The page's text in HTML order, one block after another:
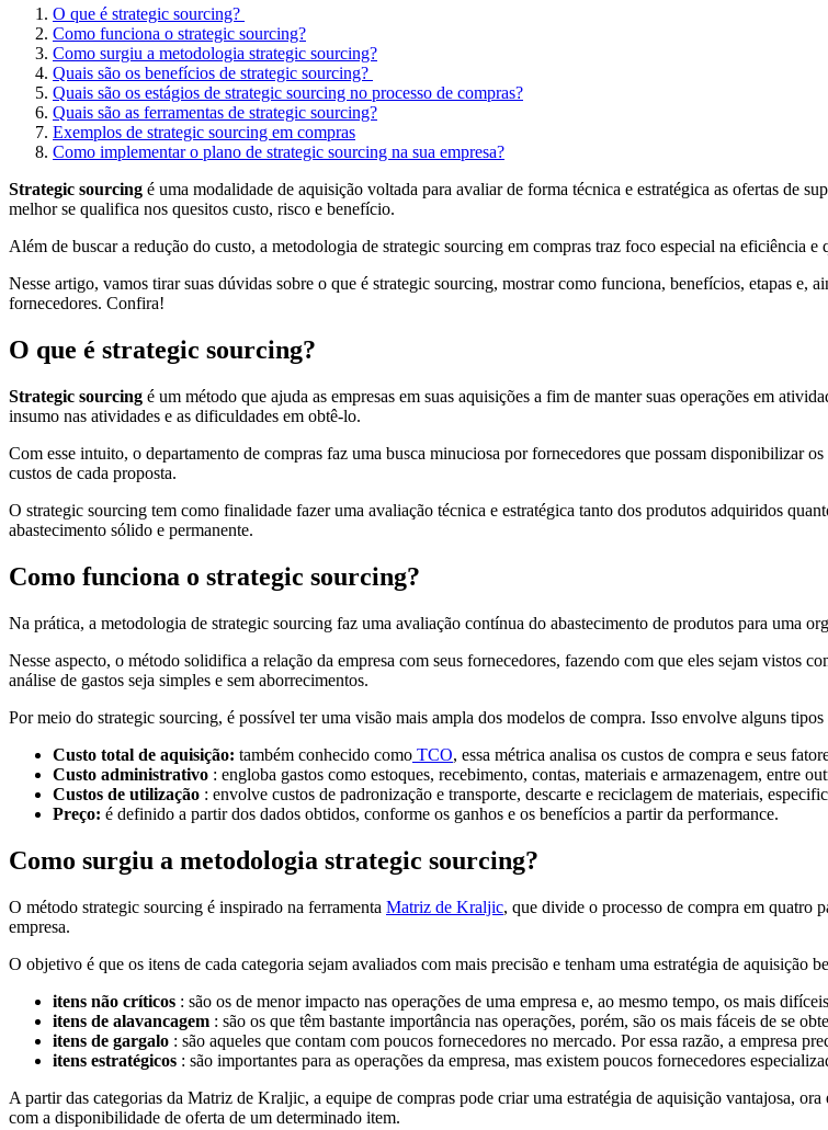
O que é strategic sourcing?
Como funciona o strategic sourcing?
Como surgiu a metodologia strategic sourcing?
Quais são os benefícios de strategic sourcing?
Quais são os estágios de strategic sourcing no processo de compras?
Quais são as ferramentas de strategic sourcing?
Exemplos de strategic sourcing em compras
Como implementar o plano de strategic sourcing na sua empresa?
Strategic sourcing é uma modalidade de aquisição voltada para avaliar de forma técnica e estratégica as ofertas de
melhor se qualifica nos quesitos custo, risco e benefício.
Além de buscar a redução do custo, a metodologia de strategic sourcing em compras traz foco especial na eficiência e
Nesse artigo, vamos tirar suas dúvidas sobre o que é strategic sourcing, mostrar como funciona, benefícios, etapas e,
fornecedores. Confira!
O que é strategic sourcing?
Strategic sourcing é um método que ajuda as empresas em suas aquisições a fim de manter suas operações em
insumo nas atividades e as dificuldades em obtê-lo.
Com esse intuito, o departamento de compras faz uma busca minuciosa por fornecedores que possam disponibilizar
custos de cada proposta.
O strategic sourcing tem como finalidade fazer uma avaliação técnica e estratégica tanto dos produtos adquiridos
abastecimento sólido e permanente.
Como funciona o strategic sourcing?
Na prática, a metodologia de strategic sourcing faz uma avaliação contínua do abastecimento de produtos para uma
Nesse aspecto, o método solidifica a relação da empresa com seus fornecedores, fazendo com que eles sejam vistos
análise de gastos seja simples e sem aborrecimentos.
Por meio do strategic sourcing, é possível ter uma visão mais ampla dos modelos de compra. Isso envolve alguns
Custo total de aquisição: também conhecido como TCO, essa métrica analisa os custos de compra e seus
Custo administrativo : engloba gastos como estoques, recebimento, contas, materiais e armazenagem, entre
Custos de utilização : envolve custos de padronização e transporte, descarte e reciclagem de materiais,
Preço: é definido a partir dos dados obtidos, conforme os ganhos e os benefícios a partir da performance.
Como surgiu a metodologia strategic sourcing?
O método strategic sourcing é inspirado na ferramenta Matriz de Kraljic, que divide o processo de compra em quatro
empresa.
O objetivo é que os itens de cada categoria sejam avaliados com mais precisão e tenham uma estratégia de aquisição
itens não críticos : são os de menor impacto nas operações de uma empresa e, ao mesmo tempo, os mais
itens de alavancagem : são os que têm bastante importância nas operações, porém, são os mais fáceis de se
itens de gargalo : são aqueles que contam com poucos fornecedores no mercado. Por essa razão, a empresa
itens estratégicos : são importantes para as operações da empresa, mas existem poucos fornecedores
A partir das categorias da Matriz de Kraljic, a equipe de compras pode criar uma estratégia de aquisição vantajosa,
com a disponibilidade de oferta de um determinado item.